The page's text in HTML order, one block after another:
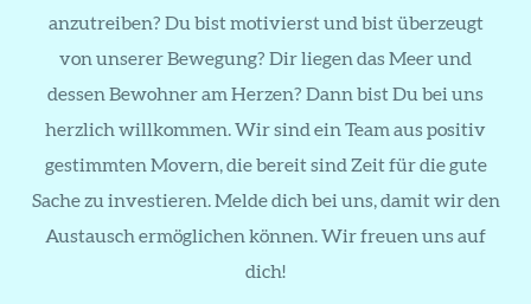
anzutreiben? Du bist motivierst und bist überzeugt
von unserer Bewegung? Dir liegen das Meer und
dessen Bewohner am Herzen? Dann bist Du bei uns
herzlich willkommen. Wir sind ein Team aus positiv
gestimmten Movern, die bereit sind Zeit für die gute
Sache zu investieren. Melde dich bei uns, damit wir den
Austausch ermöglichen können. Wir freuen uns auf
dich!